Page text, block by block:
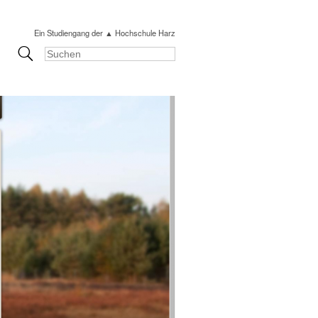
Ein Studiengang der ▲ Hochschule Harz